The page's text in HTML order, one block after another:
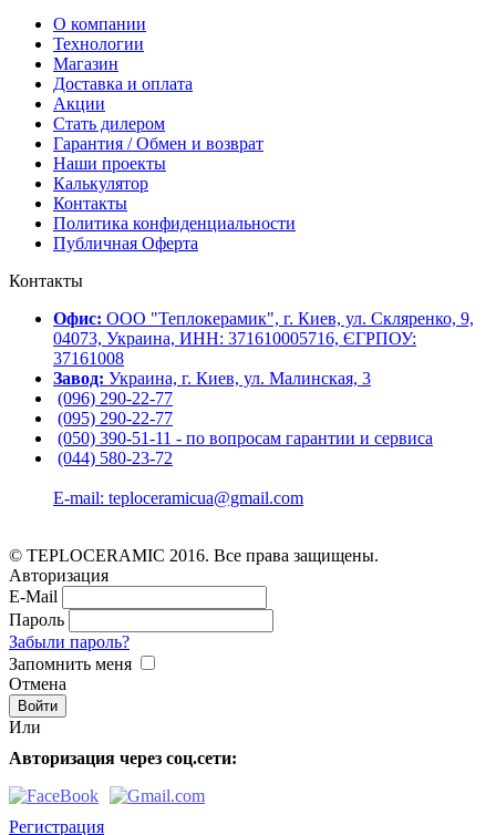
О компании
Технологии
Магазин
Доставка и оплата
Акции
Стать дилером
Гарантия / Обмен и возврат
Наши проекты
Калькулятор
Контакты
Политика конфиденциальности
Публичная Оферта
Контакты
Офис: ООО "Теплокерамик", г. Киев, ул. Скляренко, 9,
04073, Украина, ИНН: 371610005716, ЄГРПОУ:
37161008
Завод: Украина, г. Киев, ул. Малинская, 3
(096) 290-22-77
(095) 290-22-77
(050) 390-51-11 - по вопросам гарантии и cервиса
(044) 580-23-72
E-mail: teploceramicua@gmail.com
© TEPLOCERAMIC 2016. Все права защищены.
Авторизация
E-Mail
Пароль
Забыли пароль?
Запомнить меня
Отмена
Или
Авторизация через соц.сети:
Регистрация